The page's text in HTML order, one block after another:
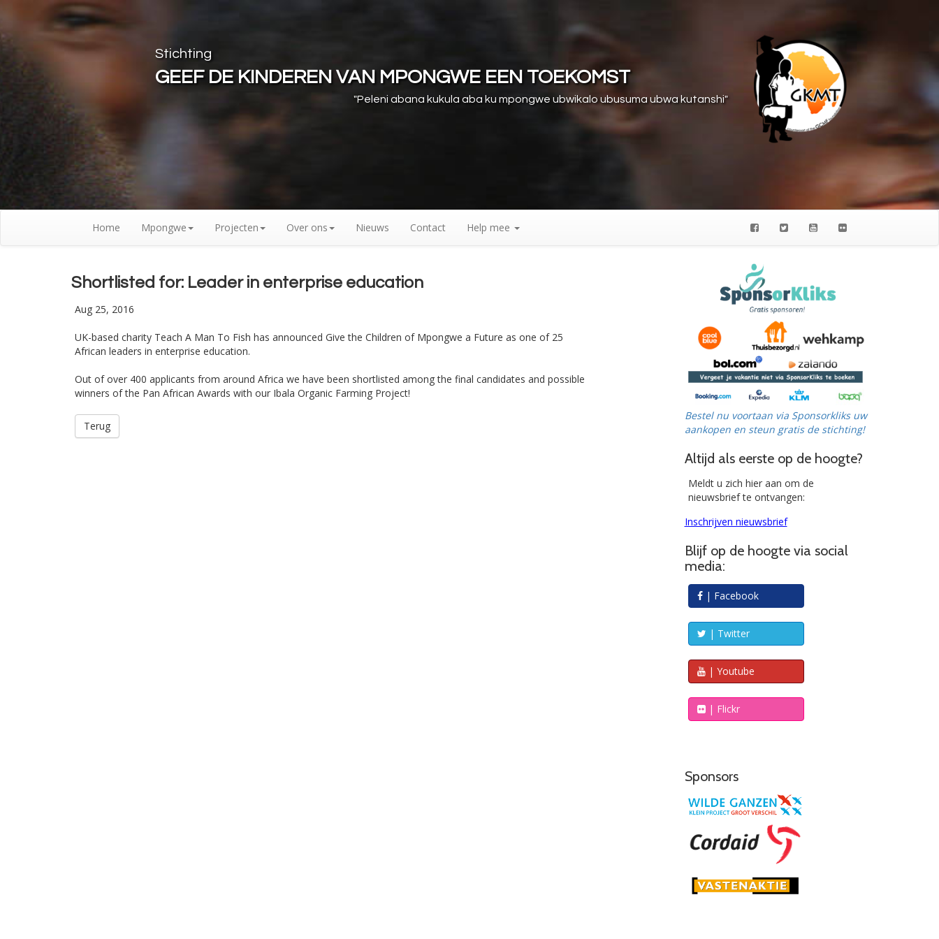
Stichting
GEEF DE KINDEREN VAN MPONGWE EEN TOEKOMST
"Peleni abana kukula aba ku mpongwe ubwikalo ubusuma ubwa kutanshi"
Home Mpongwe Projecten Over ons Nieuws Contact Help mee
Shortlisted for: Leader in enterprise education
Aug 25, 2016
UK-based charity Teach A Man To Fish has announced Give the Children of Mpongwe a Future as one of 25
African leaders in enterprise education.
Out of over 400 applicants from around Africa we have been shortlisted among the final candidates and possible
winners of the Pan African Awards with our Ibala Organic Farming Project!
Terug
Bestel nu voortaan via Sponsorkliks uw
aankopen en steun gratis de stichting!
Altijd als eerste op de hoogte?
Meldt u zich hier aan om de
nieuwsbrief te ontvangen:
Inschrijven nieuwsbrief
Blijf op de hoogte via social
media:
| Facebook
| Twitter
| Youtube
| Flickr
Sponsors